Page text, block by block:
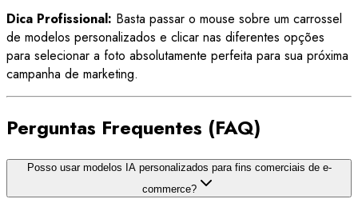
Dica Profissional: Basta passar o mouse sobre um carrossel
de modelos personalizados e clicar nas diferentes opções
para selecionar a foto absolutamente perfeita para sua próxima
campanha de marketing.
Perguntas Frequentes (FAQ)
Posso usar modelos IA personalizados para fins comerciais de e-
commerce?